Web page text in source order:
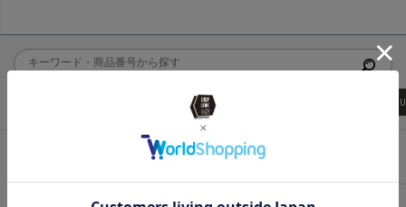
ローバーチェア